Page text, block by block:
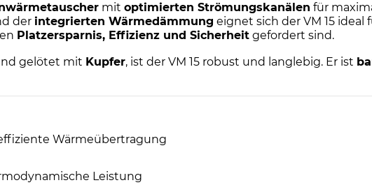
mit optimierten Strömungskanälen für
der integrierten Wärmedämmung eignet sich der VM 15
Platzersparnis, Effizienz und Sicherheit gefordert sind.
gelötet mit Kupfer, ist der VM 15 robust und langlebig. Er ist
Wärmeübertragung
Leistung